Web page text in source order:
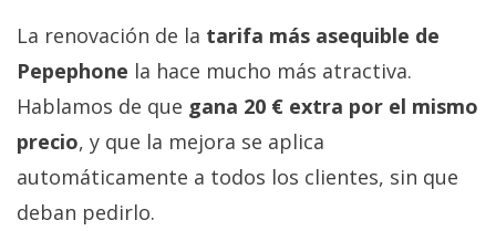
La renovación de la tarifa más asequible de
Pepephone la hace mucho más atractiva.
Hablamos de que gana 20 € extra por el mismo
precio, y que la mejora se aplica
automáticamente a todos los clientes, sin que
deban pedirlo.